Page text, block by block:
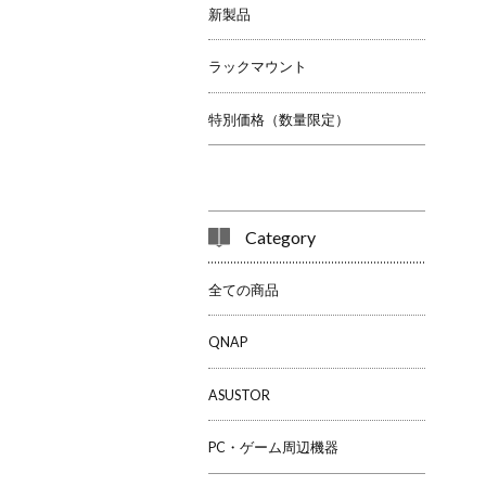
新製品
ラックマウント
特別価格（数量限定）
Category
全ての商品
QNAP
ASUSTOR
PC・ゲーム周辺機器